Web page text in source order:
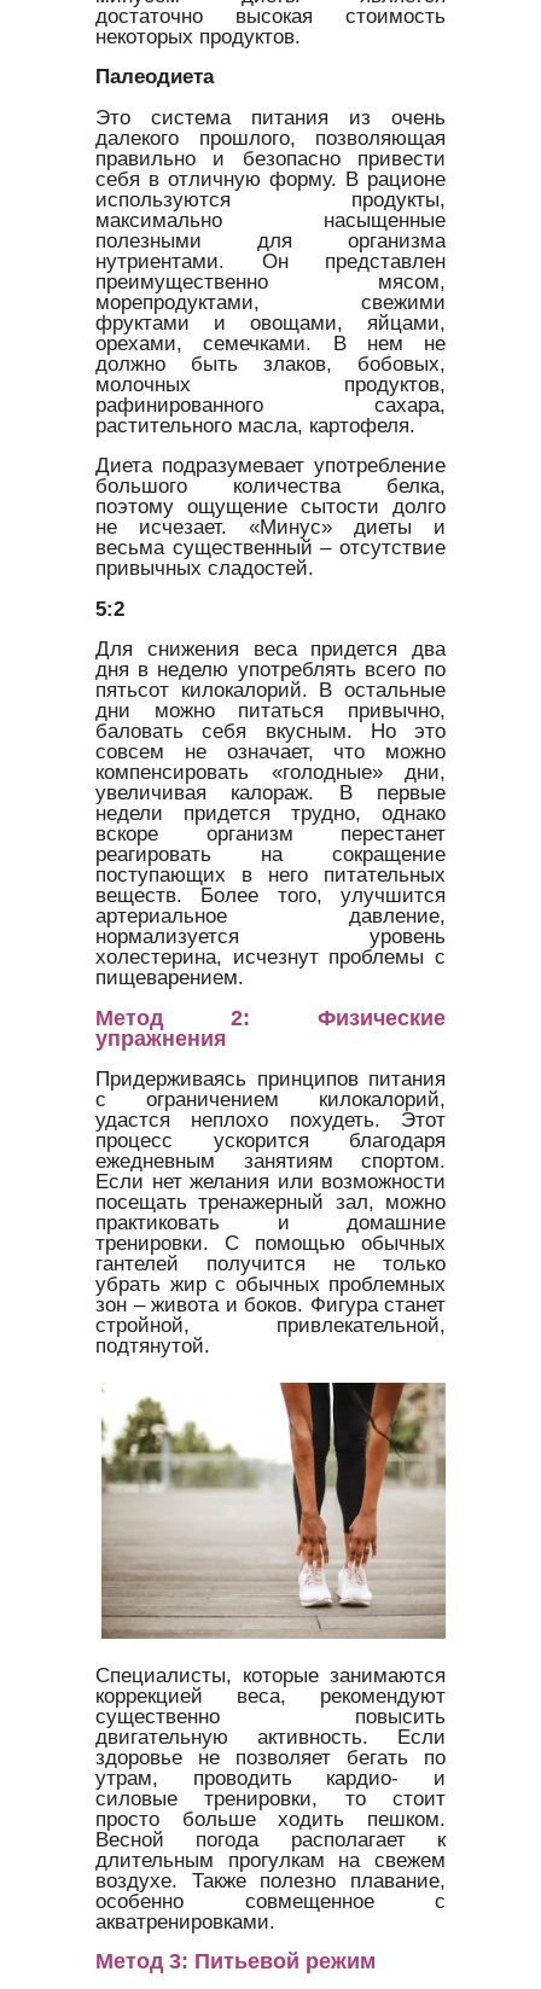
достаточно высокая стоимость
некоторых продуктов.
Палеодиета
Это система питания из очень
далекого прошлого, позволяющая
правильно и безопасно привести
себя в отличную форму. В рационе
используются продукты,
максимально насыщенные
полезными для организма
нутриентами. Он представлен
преимущественно мясом,
морепродуктами, свежими
фруктами и овощами, яйцами,
орехами, семечками. В нем не
должно быть злаков, бобовых,
молочных продуктов,
рафинированного сахара,
растительного масла, картофеля.
Диета подразумевает употребление
большого количества белка,
поэтому ощущение сытости долго
не исчезает. «Минус» диеты и
весьма существенный – отсутствие
привычных сладостей.
5:2
Для снижения веса придется два
дня в неделю употреблять всего по
пятьсот килокалорий. В остальные
дни можно питаться привычно,
баловать себя вкусным. Но это
совсем не означает, что можно
компенсировать «голодные» дни,
увеличивая калораж. В первые
недели придется трудно, однако
вскоре организм перестанет
реагировать на сокращение
поступающих в него питательных
веществ. Более того, улучшится
артериальное давление,
нормализуется уровень
холестерина, исчезнут проблемы с
пищеварением.
Метод 2: Физические
упражнения
Придерживаясь принципов питания
с ограничением килокалорий,
удастся неплохо похудеть. Этот
процесс ускорится благодаря
ежедневным занятиям спортом.
Если нет желания или возможности
посещать тренажерный зал, можно
практиковать и домашние
тренировки. С помощью обычных
гантелей получится не только
убрать жир с обычных проблемных
зон – живота и боков. Фигура станет
стройной, привлекательной,
подтянутой.
Специалисты, которые занимаются
коррекцией веса, рекомендуют
существенно повысить
двигательную активность. Если
здоровье не позволяет бегать по
утрам, проводить кардио- и
силовые тренировки, то стоит
просто больше ходить пешком.
Весной погода располагает к
длительным прогулкам на свежем
воздухе. Также полезно плавание,
особенно совмещенное с
акватренировками.
Метод 3: Питьевой режим